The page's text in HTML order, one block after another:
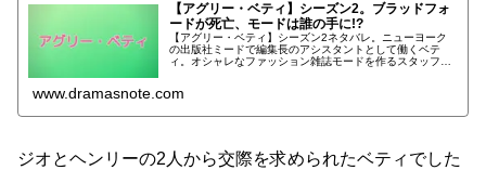
【アグリー・ベティ】シーズン2。ブラッドフォ
ードが死亡、モードは誰の手に!?
【アグリー・ベティ】シーズン2ネタバレ。ニューヨーク
の出版社ミードで編集長のアシスタントとして働くベテ
ィ。オシャレなファッション雑誌モードを作るスタッフの
www.dramasnote.com
ジオとヘンリーの2人から交際を求められたベティでした